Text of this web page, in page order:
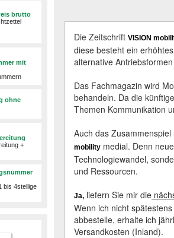
brutto
mit
ohne
+
bis 4stellige
Die Zeitschrift VISION
diese besteht ein
alternative
Das Fachmagazin wird
behandeln. Da die
Themen Kommunikation
Auch das
mobility medial. Denn
Technologiewandel,
und Ressourcen.
Ja, liefern Sie mir die
Wenn ich nicht
abbestelle, erhalte ich
Versandkosten (Inland).